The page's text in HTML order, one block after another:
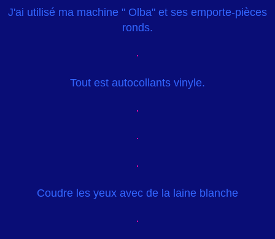
J'ai utilisé ma machine " Olba" et ses emporte-pièces
ronds.
Tout est autocollants vinyle.
Coudre les yeux avec de la laine blanche